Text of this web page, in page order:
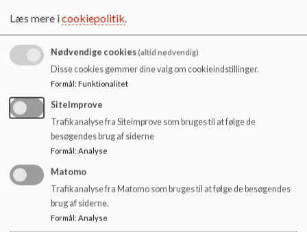
i
SFO’er. Vi mødes om fx håndbold, store legedag, syvkamp,
atletik, fodbold mv.
Der er særlig tilmelding til de forskellige arrangementer, det
hører I mere om.
Lindehøjskolen
Borgerdiget 105, 2730 Herlev
lindehoejskolen@herlev.dk
+45 4452 5555
EAN NR. 5798008769214
Læs mere icookiepolitik.
Nødvendige cookies(altid nødvendig)
Disse cookies gemmer dine valg om cookieindstillinger.
Formål: Funktionalitet
SiteImprove
Trafikanalyse fra Siteimprove som bruges til at følge de
besøgendes brug af siderne
Formål: Analyse
Matomo
Trafikanalyse fra Matomo som bruges til at følge de besøgendes
brug af siderne.
Formål: Analyse